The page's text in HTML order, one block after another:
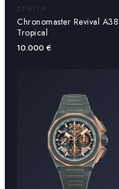
ZENITH
Chronomaster Revival
Tropical
10.000 €